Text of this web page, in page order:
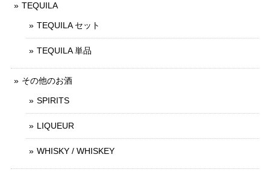
TEQUILA
TEQUILA セット
TEQUILA 単品
その他のお酒
SPIRITS
LIQUEUR
WHISKY / WHISKEY